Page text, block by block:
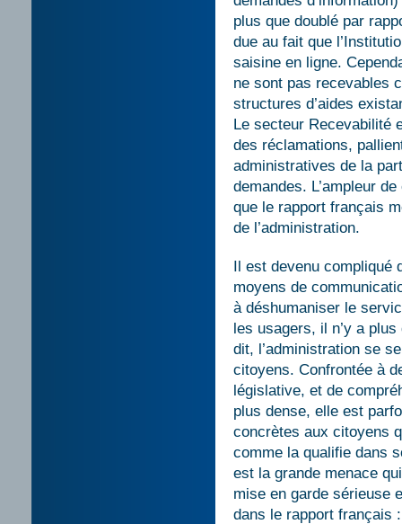
plus que doublé par
due au fait que
saisine en ligne.
ne sont pas recevables
structures d’aides
Le secteur Recevabilité
des réclamations,
administratives de la
demandes. L’ampleur
que le rapport français
de l’administration.
Il est devenu compliqué
moyens de
à déshumaniser le
les usagers, il n’y a
dit, l’administration se
citoyens. Confrontée à
législative, et de
plus dense, elle est
concrètes aux citoyens
comme la qualifie dans
est la grande menace
mise en garde sérieuse
dans le rapport français